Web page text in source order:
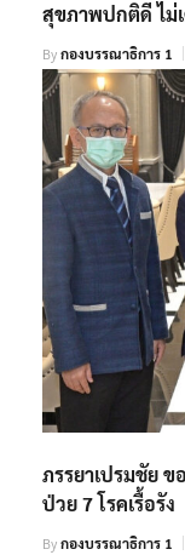
สุขภาพปกติดี ไม่
Byกองบรรณาธิการ 1
ภรรยาเปรมชัย
ป่วย 7 โรคเรื้อรัง
Byกองบรรณาธิการ 1